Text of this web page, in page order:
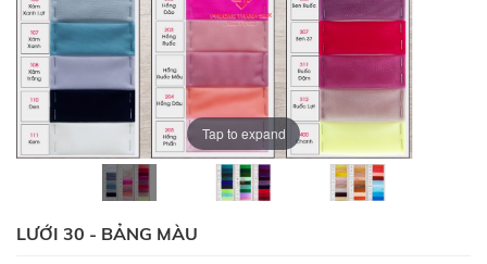
Tap to expand
LƯỚI 30 - BẢNG MÀU